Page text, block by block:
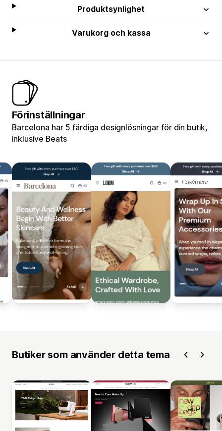
Produktsynlighet
Varukorg och kassa
Förinställningar
Barcelona har 5 färdiga designlösningar för din butik,
inklusive Beats
Butiker som använder detta tema